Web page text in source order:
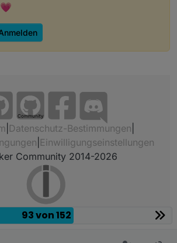
Community
Datenschutz-Bestimmungen
Einwilligungseinstellungen
Community 2014-2026
93 von 152